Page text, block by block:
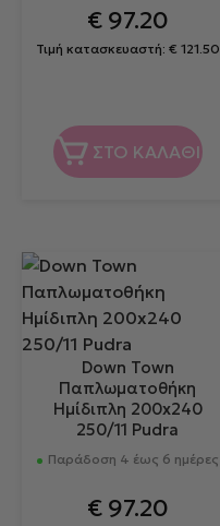
€97.20
Τιμή κατασκευαστή: € 121.50
ΣΤΟ ΚΑΛΑΘΙ
Down Town
Παπλωματοθήκη
Ημίδιπλη 200x240
250/11 Pudra
Παράδοση 4 έως 6 ημέρες
€97.20